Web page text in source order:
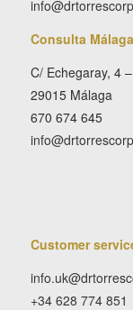
Consulta Málaga
C/ Echegaray, 4 –
29015 Málaga
670 674 645
Customer
+34 628 774 851